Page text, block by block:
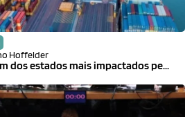
Hoffelder
dos estados mais impactados pe...